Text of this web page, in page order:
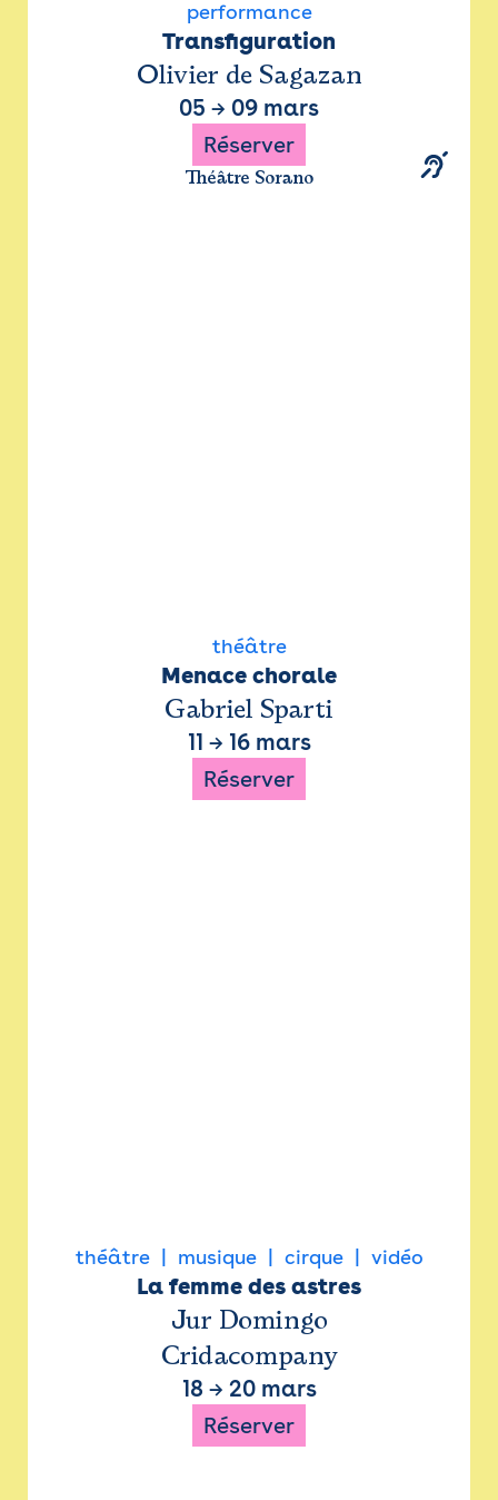
performance
Transfiguration
Olivier de Sagazan
05 → 09 mars
Réserver
Théâtre Sorano
théâtre
Menace chorale
Gabriel Sparti
11 → 16 mars
Réserver
théâtre musique cirque vidéo
La femme des astres
Jur Domingo
Cridacompany
18 → 20 mars
Réserver